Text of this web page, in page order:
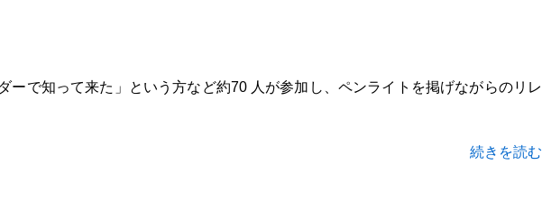
で知って来た」という方など約70 人が参加し、ペンライトを掲げながらのリレ
続きを読む